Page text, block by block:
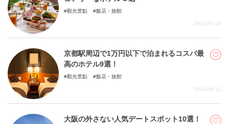
觀光景點 飯店・旅館
2024-07-18
京都駅周辺で1万円以下で泊まれるコスパ最
高のホテル9選！
觀光景點 飯店・旅館
2024-06-12
大阪の外さない人気デートスポット10選！